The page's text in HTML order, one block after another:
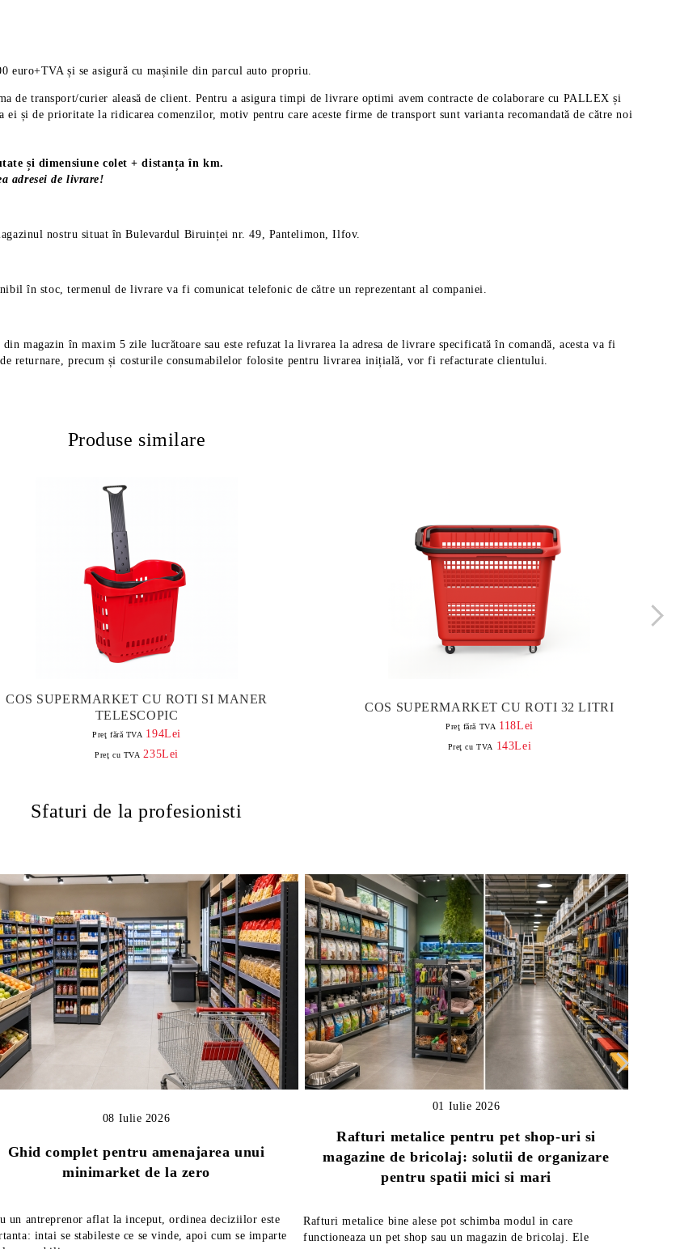
euro+TVA și se asigură cu mașinile din parcul auto propriu.
de transport/curier aleasă de client. Pentru a asigura timpi de livrare optimi avem contracte de colaborare cu PALLEX și
și de prioritate la ridicarea comenzilor, motiv pentru care aceste firme de transport sunt varianta recomandată de către noi
și dimensiune colet + distanța în km.
adresei de livrare!
nostru situat în Bulevardul Biruinței nr. 49, Pantelimon, Ilfov.
în stoc, termenul de livrare va fi comunicat telefonic de către un reprezentant al companiei.
magazin în maxim 5 zile lucrătoare sau este refuzat la livrarea la adresa de livrare specificată în comandă, acesta va fi
returnare, precum și costurile consumabilelor folosite pentru livrarea inițială, vor fi refacturate clientului.
Produse similare
COS SUPERMARKET CU ROTI SI MANER
TELESCOPIC
Preţ fără TVA 194Lei
Preţ cu TVA 235Lei
COS SUPERMARKET CU ROTI 32 LITRI
Preţ fără TVA 118Lei
Preţ cu TVA 143Lei
Sfaturi de la profesionisti
Ghid complet pentru amenajarea unui
minimarket de la zero
08 Iulie 2026
un antreprenor aflat la inceput, ordinea deciziilor este
intai se stabileste ce se vinde, apoi cum se imparte
Rafturi metalice pentru pet shop-uri si
magazine de bricolaj: solutii de organizare
pentru spatii mici si mari
01 Iulie 2026
Rafturi metalice bine alese pot schimba modul in care
functioneaza un pet shop sau un magazin de bricolaj. Ele